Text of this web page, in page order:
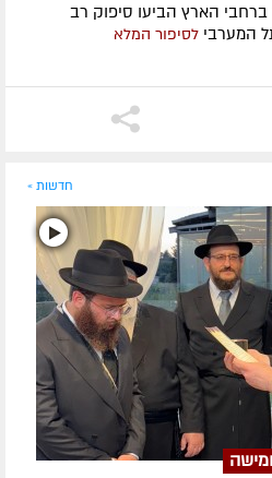
הארץ הביעו סיפוק רב
המערבי לסיפור המלא
חדשות »